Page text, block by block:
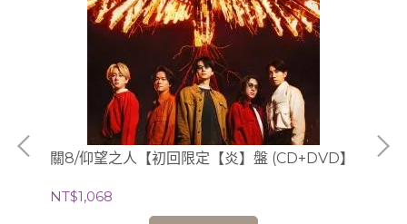
關8/仰望之人【初回限定【炎】盤 (CD+DVD】
NT$1,068